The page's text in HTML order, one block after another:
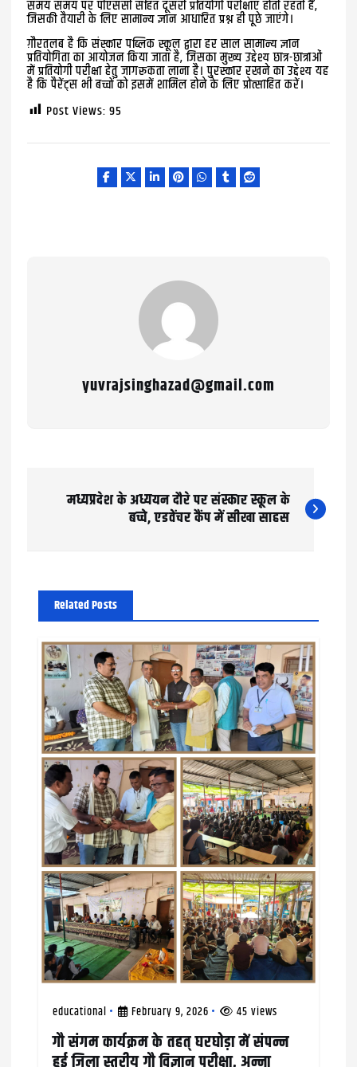
समय समय पर पीएससी सहित दूसरी प्रतियोगी परीक्षाएं होती रहती हैं,
जिसकी तैयारी के लिए सामान्य ज्ञान आधारित प्रश्न ही पूछे जाएंगे।
ग़ौरतलब है कि संस्कार पब्लिक स्कूल द्वारा हर साल सामान्य ज्ञान
प्रतियोगिता का आयोजन किया जाता है, जिसका मुख्य उद्देश्य छात्र-छात्राओं
में प्रतियोगी परीक्षा हेतु जागरूकता लाना है। पुरस्कार रखने का उद्देश्य यह
है कि पैरेंट्स भी बच्चों को इसमें शामिल होने के लिए प्रोत्साहित करें।
Post Views: 95
yuvrajsinghazad@gmail.com
मध्यप्रदेश के अध्ययन दौरे पर संस्कार स्कूल के
बच्चे, एडवेंचर कैंप में सीखा साहस
Related Posts
educational February 9, 2026 45 views
गौ संगम कार्यक्रम के तहत् घरघोड़ा में संपन्न